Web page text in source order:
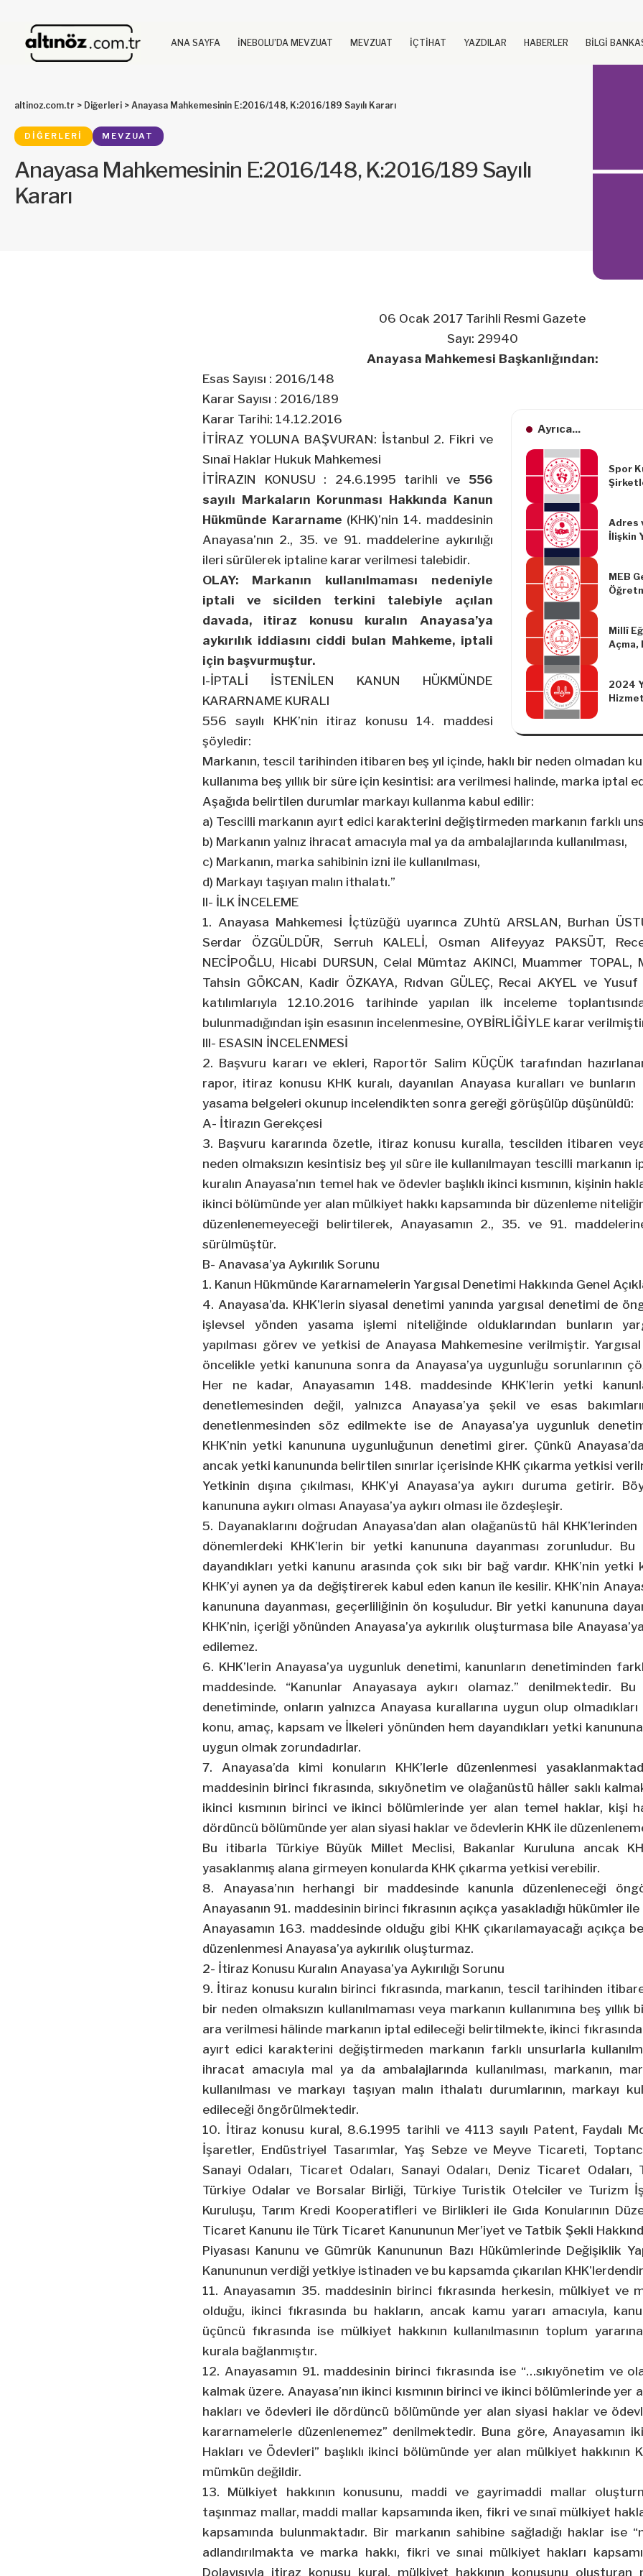
ANA SAYFA İNEBOLU’DA MEVZUAT MEVZUAT İÇTİHAT YAZDILAR HABERLER BİLGİ
altinoz.com.tr > Diğerleri > Anayasa Mahkemesinin E:2016/148, K:2016/189 Sayılı Kararı
DIĞERLERI MEVZUAT
Anayasa Mahkemesinin E:2016/148, K:2016/189 Sayılı
Kararı
06 Ocak 2017 Tarihli Resmi Gazete
Sayı: 29940
Anayasa Mahkemesi Başkanlığından:
Esas Sayısı : 2016/148
Karar Sayısı : 2016/189
Ayrıca...
Spor
Adres
İlişkin
MEB
Millî
Açma,
2024
Karar Tarihi: 14.12.2016
İTİRAZ YOLUNA BAŞVURAN: İstanbul 2. Fikri ve
Sınaî Haklar Hukuk Mahkemesi
İTİRAZIN KONUSU : 24.6.1995 tarihli ve 556
sayılı Markaların Korunması Hakkında Kanun
Hükmünde Kararname (KHK)’nin 14. maddesinin
Anayasa’nın 2., 35. ve 91. maddelerine aykırılığı
ileri sürülerek iptaline karar verilmesi talebidir.
OLAY: Markanın kullanılmaması nedeniyle
iptali ve sicilden terkini talebiyle açılan
davada, itiraz konusu kuralın Anayasa’ya
aykırılık iddiasını ciddi bulan Mahkeme, iptali
için başvurmuştur.
I-İPTALİ İSTENİLEN KANUN HÜKMÜNDE
KARARNAME KURALI
556 sayılı KHK’nin itiraz konusu 14. maddesi
şöyledir:
Markanın, tescil tarihinden itibaren beş yıl içinde, haklı bir neden olmadan
kullanıma beş yıllık bir süre için kesintisi: ara verilmesi halinde, marka iptal
Aşağıda belirtilen durumlar markayı kullanma kabul edilir:
a) Tescilli markanın ayırt edici karakterini değiştirmeden markanın farklı
b) Markanın yalnız ihracat amacıyla mal ya da ambalajlarında kullanılması,
c) Markanın, marka sahibinin izni ile kullanılması,
d) Markayı taşıyan malın ithalatı.”
II- İLK İNCELEME
1. Anayasa Mahkemesi İçtüzüğü uyarınca ZUhtü ARSLAN, Burhan
Serdar ÖZGÜLDÜR, Serruh KALELİ, Osman Alifeyyaz PAKSÜT,
NECİPOĞLU, Hicabi DURSUN, Celal Mümtaz AKINCI, Muammer TOPAL,
Tahsin GÖKCAN, Kadir ÖZKAYA, Rıdvan GÜLEÇ, Recai AKYEL ve Yusuf
katılımlarıyla 12.10.2016 tarihinde yapılan ilk inceleme
bulunmadığından işin esasının incelenmesine, OYBİRLİĞİYLE karar
III- ESASIN İNCELENMESİ
2. Başvuru kararı ve ekleri, Raportör Salim KÜÇÜK tarafından
rapor, itiraz konusu KHK kuralı, dayanılan Anayasa kuralları ve
yasama belgeleri okunup incelendikten sonra gereği görüşülüp düşünüldü:
A- İtirazın Gerekçesi
3. Başvuru kararında özetle, itiraz konusu kuralla, tescilden itibaren
neden olmaksızın kesintisiz beş yıl süre ile kullanılmayan tescilli markanın
kuralın Anayasa’nın temel hak ve ödevler başlıklı ikinci kısmının, kişinin
ikinci bölümünde yer alan mülkiyet hakkı kapsamında bir düzenleme
düzenlenemeyeceği belirtilerek, Anayasamın 2., 35. ve 91.
sürülmüştür.
B- Anavasa’ya Aykırılık Sorunu
1. Kanun Hükmünde Kararnamelerin Yargısal Denetimi Hakkında Genel
4. Anayasa’da. KHK’lerin siyasal denetimi yanında yargısal denetimi de
işlevsel yönden yasama işlemi niteliğinde olduklarından bunların
yapılması görev ve yetkisi de Anayasa Mahkemesine verilmiştir. Yargısal
öncelikle yetki kanununa sonra da Anayasa’ya uygunluğu sorunlarının
Her ne kadar, Anayasamın 148. maddesinde KHK’lerin yetki
denetlemesinden değil, yalnızca Anayasa’ya şekil ve esas
denetlenmesinden söz edilmekte ise de Anayasa’ya uygunluk
KHK’nin yetki kanununa uygunluğunun denetimi girer. Çünkü
ancak yetki kanununda belirtilen sınırlar içerisinde KHK çıkarma yetkisi
Yetkinin dışına çıkılması, KHK’yi Anayasa’ya aykırı duruma getirir.
kanununa aykırı olması Anayasa’ya aykırı olması ile özdeşleşir.
5. Dayanaklarını doğrudan Anayasa’dan alan olağanüstü hâl
dönemlerdeki KHK’lerin bir yetki kanununa dayanması zorunludur. Bu
dayandıkları yetki kanunu arasında çok sıkı bir bağ vardır. KHK’nin yetki
KHK’yi aynen ya da değiştirerek kabul eden kanun île kesilir. KHK’nin
kanununa dayanması, geçerliliğinin ön koşuludur. Bir yetki kanununa
KHK’nin, içeriği yönünden Anayasa’ya aykırılık oluşturmasa bile
edilemez.
6. KHK’lerin Anayasa’ya uygunluk denetimi, kanunların denetiminden
maddesinde. “Kanunlar Anayasaya aykırı olamaz.” denilmektedir. Bu
denetiminde, onların yalnızca Anayasa kurallarına uygun olup olmadıkları
konu, amaç, kapsam ve İlkeleri yönünden hem dayandıkları yetki
uygun olmak zorundadırlar.
7. Anayasa’da kimi konuların KHK’lerle düzenlenmesi
maddesinin birinci fıkrasında, sıkıyönetim ve olağanüstü hâller saklı
ikinci kısmının birinci ve ikinci bölümlerinde yer alan temel haklar, kişi
dördüncü bölümünde yer alan siyasi haklar ve ödevlerin KHK ile
Bu itibarla Türkiye Büyük Millet Meclisi, Bakanlar Kuruluna ancak
yasaklanmış alana girmeyen konularda KHK çıkarma yetkisi verebilir.
8. Anayasa’nın herhangi bir maddesinde kanunla düzenleneceği
Anayasanın 91. maddesinin birinci fıkrasının açıkça yasakladığı hükümler
Anayasamın 163. maddesinde olduğu gibi KHK çıkarılamayacağı açıkça
düzenlenmesi Anayasa’ya aykırılık oluşturmaz.
2- İtiraz Konusu Kuralın Anayasa’ya Aykırılığı Sorunu
9. İtiraz konusu kuralın birinci fıkrasında, markanın, tescil tarihinden
bir neden olmaksızın kullanılmaması veya markanın kullanımına beş
ara verilmesi hâlinde markanın iptal edileceği belirtilmekte, ikinci
ayırt edici karakterini değiştirmeden markanın farklı unsurlarla
ihracat amacıyla mal ya da ambalajlarında kullanılması, markanın,
kullanılması ve markayı taşıyan malın ithalatı durumlarının, markayı
edileceği öngörülmektedir.
10. İtiraz konusu kural, 8.6.1995 tarihli ve 4113 sayılı Patent, Faydalı
İşaretler, Endüstriyel Tasarımlar, Yaş Sebze ve Meyve Ticareti,
Sanayi Odaları, Ticaret Odaları, Sanayi Odaları, Deniz Ticaret
Türkiye Odalar ve Borsalar Birliği, Türkiye Turistik Otelciler ve Turizm
Kuruluşu, Tarım Kredi Kooperatifleri ve Birlikleri ile Gıda Konularının
Ticaret Kanunu ile Türk Ticaret Kanununun Mer’iyet ve Tatbik Şekli
Piyasası Kanunu ve Gümrük Kanununun Bazı Hükümlerinde Değişiklik
Kanununun verdiği yetkiye istinaden ve bu kapsamda çıkarılan
11. Anayasamın 35. maddesinin birinci fıkrasında herkesin, mülkiyet ve
olduğu, ikinci fıkrasında bu hakların, ancak kamu yararı amacıyla,
üçüncü fıkrasında ise mülkiyet hakkının kullanılmasının toplum
kurala bağlanmıştır.
12. Anayasamın 91. maddesinin birinci fıkrasında ise “…sıkıyönetim ve
kalmak üzere. Anayasa’nın ikinci kısmının birinci ve ikinci bölümlerinde yer
hakları ve ödevleri ile dördüncü bölümünde yer alan siyasi haklar ve
kararnamelerle düzenlenemez” denilmektedir. Buna göre, Anayasamın
Hakları ve Ödevleri” başlıklı ikinci bölümünde yer alan mülkiyet hakkının
mümkün değildir.
13. Mülkiyet hakkının konusunu, maddi ve gayrimaddi mallar
taşınmaz mallar, maddi mallar kapsamında iken, fikri ve sınaî mülkiyet
kapsamında bulunmaktadır. Bir markanın sahibine sağladığı haklar ise
adlandırılmakta ve marka hakkı, fikri ve sınai mülkiyet hakları
Dolayısıyla itiraz konusu kural, mülkiyet hakkının konusunu oluşturan